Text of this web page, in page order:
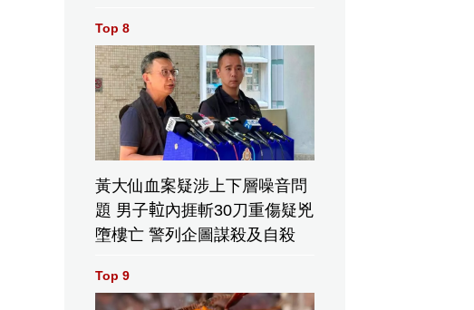
Top 8
黃大仙血案疑涉上下層噪音問
題 男子𨋢內捱斬30刀重傷疑兇
墮樓亡 警列企圖謀殺及自殺
Top 9